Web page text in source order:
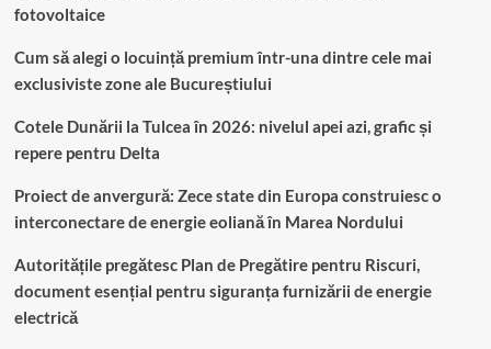
fotovoltaice
Cum să alegi o locuință premium într-una dintre cele mai
exclusiviste zone ale Bucureștiului
Cotele Dunării la Tulcea în 2026: nivelul apei azi, grafic și
repere pentru Delta
Proiect de anvergură: Zece state din Europa construiesc o
interconectare de energie eoliană în Marea Nordului
Autoritățile pregătesc Plan de Pregătire pentru Riscuri,
document esențial pentru siguranța furnizării de energie
electrică